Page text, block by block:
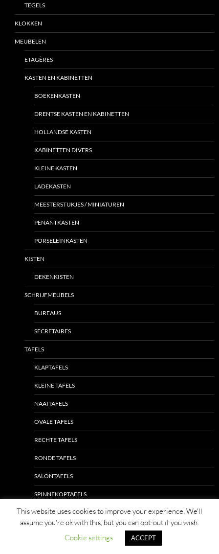
TEGELS
KLOKKEN
MEUBELEN
ETAGÈRES
KASTEN EN KABINETTEN
BOEKENKASTEN
DRENTSE KASTEN EN KABINETTEN
HOLLANDSE KASTEN
KABINETTEN DIVERS
KLEINE KASTEN
LADEKASTEN
MEESTERSTUKJES / MINIATUREN
PENANTKASTEN
PORSELEINKASTEN
KISTEN
DEKENKISTEN
SCHRIJFMEUBELS
BUREAUS
SECRETAIRES
TAFELS
KLAPTAFELS
KLEINE TAFELS
NAAITAFELS
OVALE TAFELS
RECHTE TAFELS
RONDE TAFELS
SALONTAFELS
SPINNEKOPTAFELS
THEETAFELS
This website uses cookies to improve your experience. We'll
assume you're ok with this, but you can opt-out if you wish.
Cookie settings
ACCEPT